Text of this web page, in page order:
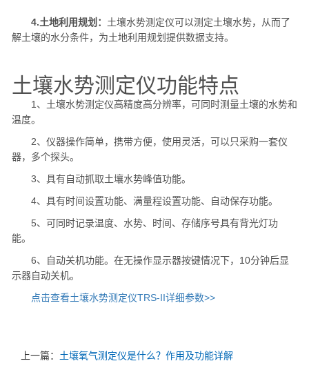
4.土地利用规划： 土壤水势测定仪可以测定土壤水势，从而了
解土壤的水分条件，为土地利用规划提供数据支持。
土壤水势测定仪功能特点
1、土壤水势测定仪高精度高分辨率，可同时测量土壤的水势和
温度。
2、仪器操作简单，携带方便，使用灵活，可以只采购一套仪
器，多个探头。
3、具有自动抓取土壤水势峰值功能。
4、具有时间设置功能、满量程设置功能、自动保存功能。
5、可同时记录温度、水势、时间、存储序号具有背光灯功
能。
6、自动关机功能。在无操作显示器按键情况下，10分钟后显
示器自动关机。
点击查看土壤水势测定仪TRS-II详细参数>>
上一篇： 土壤氧气测定仪是什么？作用及功能详解